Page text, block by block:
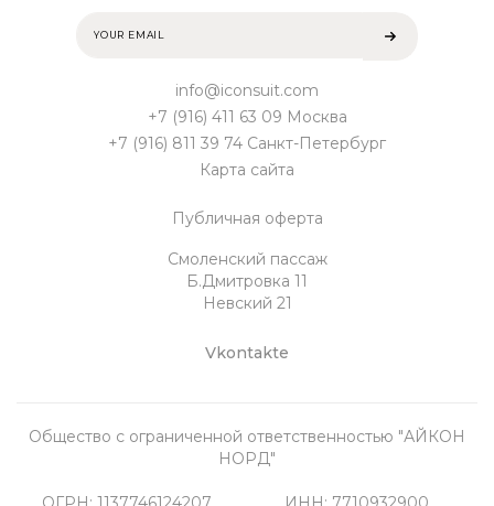
info@iconsuit.com
+7 (916) 411 63 09 Москва
+7 (916) 811 39 74 Санкт-Петербург
Карта сайта
Публичная оферта
Смоленский пассаж
Б.Дмитровка 11
Невский 21
Vkontakte
Общество с ограниченной ответственностью "АЙКОН
НОРД"